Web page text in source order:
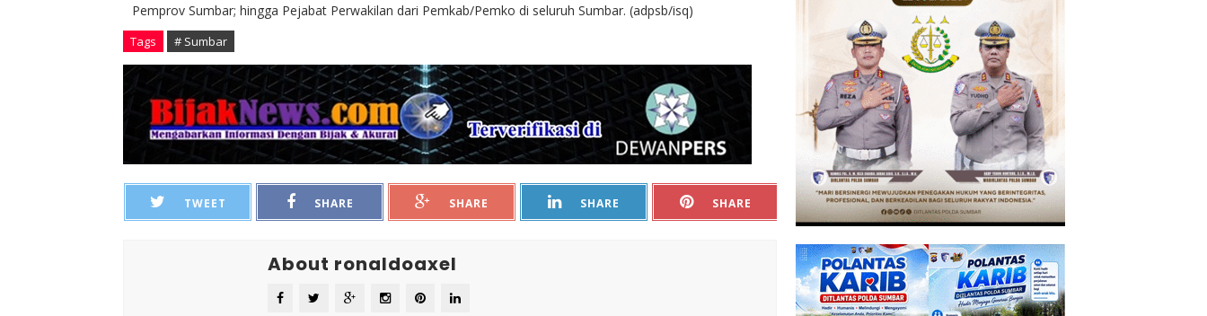
Pemprov Sumbar; hingga Pejabat Perwakilan dari Pemkab/Pemko di seluruh Sumbar. (adpsb/isq)
Tags # Sumbar
TWEET SHARE SHARE SHARE SHARE
About ronaldoaxel